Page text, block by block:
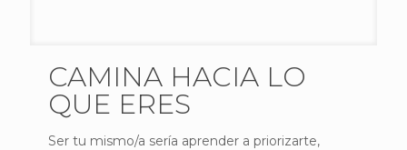
CAMINA HACIA LO
QUE ERES
Ser tu mismo/a sería aprender a priorizarte,